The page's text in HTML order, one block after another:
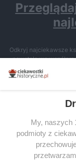
Odkryj najciekawsze
powstała we
miłośników literatury
tytułów
SERWIS
SPOŁECZNOŚĆ
My, naszych
podmioty z